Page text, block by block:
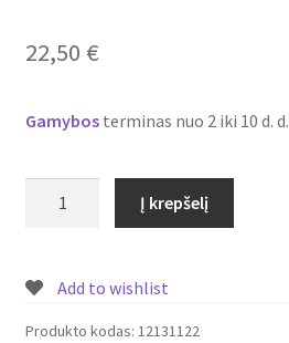
Plastiko rūšys
22,50 €
Gamybosterminas nuo 2 iki 10 d. d.
LED
šviestuvas/panelė
Į krepšelį
Add to wishlist
Produkto kodas: 12131122